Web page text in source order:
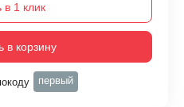
в 1 клик
в корзину
первый